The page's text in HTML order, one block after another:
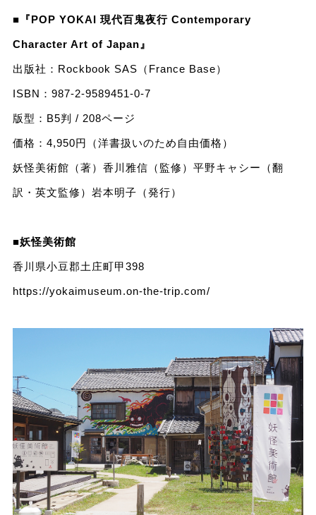
■ 『POP YOKAI 現代百鬼夜行 Contemporary
Character Art of Japan』
出版社：Rockbook SAS（France Base）
ISBN：987-2-9589451-0-7
版型：B5判 / 208ページ
価格：4,950円（洋書扱いのため自由価格）
妖怪美術館（著）香川雅信（監修）平野キャシー（翻
訳・英文監修）岩本明子（発行）
■妖怪美術館
香川県小豆郡土庄町甲398
https://yokaimuseum.on-the-trip.com/